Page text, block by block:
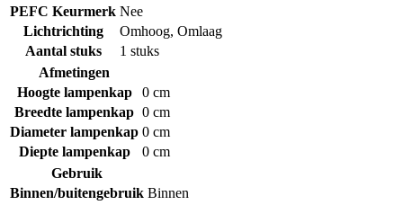
PEFC Keurmerk Nee
Lichtrichting
Omhoog, Omlaag
Aantal stuks
1 stuks
Afmetingen
Hoogte lampenkap
0 cm
Breedte lampenkap 0 cm
Diameter lampenkap 0 cm
Diepte lampenkap
0 cm
Gebruik
Binnen/buitengebruik Binnen